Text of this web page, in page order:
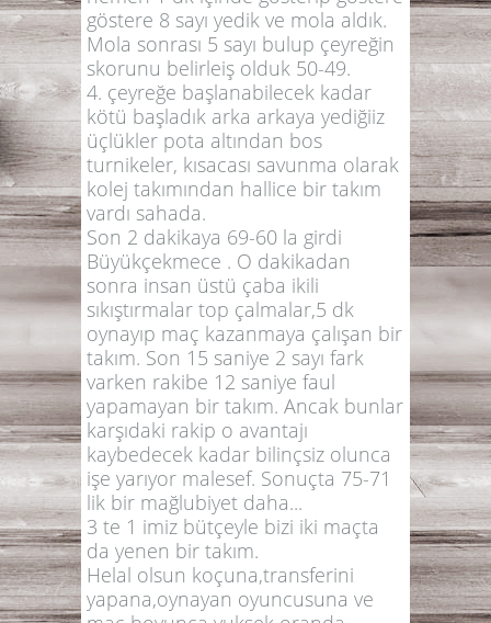
göstere 8 sayı yedik ve mola aldık.
Mola sonrası 5 sayı bulup çeyreğin
skorunu belirleiş olduk 50-49.
4. çeyreğe başlanabilecek kadar
kötü başladık arka arkaya yediğiiz
üçlükler pota altından bos
turnikeler, kısacası savunma olarak
kolej takımından hallice bir takım
vardı sahada.
Son 2 dakikaya 69-60 la girdi
Büyükçekmece . O dakikadan
sonra insan üstü çaba ikili
sıkıştırmalar top çalmalar,5 dk
oynayıp maç kazanmaya çalışan bir
takım. Son 15 saniye 2 sayı fark
varken rakibe 12 saniye faul
yapamayan bir takım. Ancak bunlar
karşıdaki rakip o avantajı
kaybedecek kadar bilinçsiz olunca
işe yarıyor malesef. Sonuçta 75-71
lik bir mağlubiyet daha...
3 te 1 imiz bütçeyle bizi iki maçta
da yenen bir takım.
Helal olsun koçuna,transferini
yapana,oynayan oyuncusuna ve